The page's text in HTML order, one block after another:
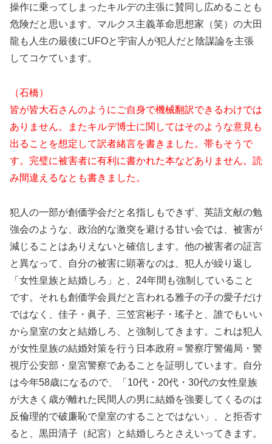
操作に乗ってしまったキルデの主張に賛同し広めることも
危険だと思います。マルクス主義革命思想家（笑）の大田
龍も人生の最後にUFOと宇宙人が犯人だと陰謀論を主張
してコケています。
（石橋）
皆が皆大石さんのようにご自身で機械翻訳できるわけでは
ありません。またキルデ博士に関してはそのような意見も
出ることを想定して訳者緒言を書きました。帯もそうで
す。完璧に被害者に有利に書かれた本などありません。読
み間違えるなとも書きました。
犯人の一部が創価学会だと名指しもできず、英語文献の勉
強会のような、政治的な激突を避ける甘い会では、被害が
減じることはありえないと確信します。他の被害者の証言
と異なって、自分の被害に顕著なのは、犯人が繰り返し
「女性皇族と結婚しろ」と、24年間も強制していること
です。それも創価学会員だと言われる雅子の子の愛子だけ
ではなく、佳子・眞子、三笠宮彬子・瑤子と、誰でもいい
から皇室の女と結婚しろ、と強制してきます。これは犯人
が女性皇族の結婚対策を行う日本政府＝警察庁警備局・警
視庁公安部・皇宮警察であることを証明しています。自分
は今年58歳になるので、「10代・20代・30代の女性皇族
が大きく歳が離れた民間人の男に結婚を強要してくるのは
反倫理的で破廉恥で皇室のすることではない」、と拒否す
ると、黒田清子（紀宮）と結婚しろとさえいってきます。